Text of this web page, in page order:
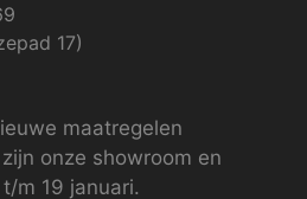
17)
maatregelen
onze showroom en
m 19 januari.